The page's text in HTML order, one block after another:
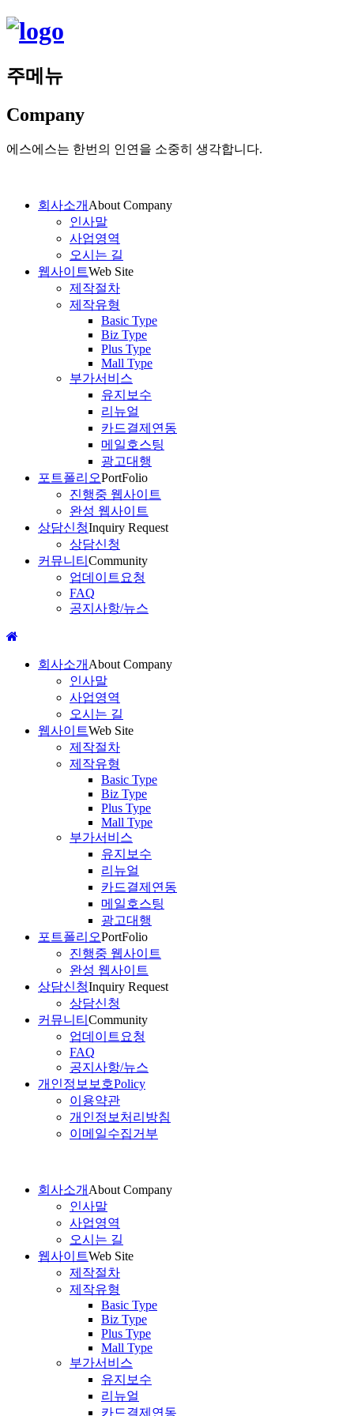
주메뉴
Company
에스에스는 한번의 인연을 소중히 생각합니다.
회사소개 About Company
인사말
사업영역
오시는 길
웹사이트Web Site
제작절차
제작유형
Basic Type
Biz Type
Plus Type
Mall Type
부가서비스
유지보수
리뉴얼
카드결제연동
메일호스팅
광고대행
포트폴리오PortFolio
진행중 웹사이트
완성 웹사이트
상담신청Inquiry Request
상담신청
커뮤니티 Community
업데이트요청
FAQ
공지사항/뉴스
회사소개 About Company
인사말
사업영역
오시는 길
웹사이트Web Site
제작절차
제작유형
Basic Type
Biz Type
Plus Type
Mall Type
부가서비스
유지보수
리뉴얼
카드결제연동
메일호스팅
광고대행
포트폴리오PortFolio
진행중 웹사이트
완성 웹사이트
상담신청Inquiry Request
상담신청
커뮤니티 Community
업데이트요청
FAQ
공지사항/뉴스
개인정보보호Policy
이용약관
개인정보처리방침
이메일수집거부
회사소개 About Company
인사말
사업영역
오시는 길
웹사이트Web Site
제작절차
제작유형
Basic Type
Biz Type
Plus Type
Mall Type
부가서비스
유지보수
리뉴얼
카드결제연동